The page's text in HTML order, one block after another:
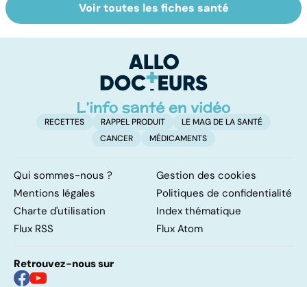
La tuberculose
pulmonaire
Le magnésium,
un oligo-élément
Voir toutes les fiches santé
RECETTES RAPPEL PRODUIT
LE MAG DE LA SANTÉ
CANCER
MÉDICAMENTS
Qui sommes-nous ?
Gestion des cookies
Mentions légales
Politiques de confidentialité
Charte d'utilisation
Index thématique
Flux RSS
Flux Atom
Retrouvez-nous sur